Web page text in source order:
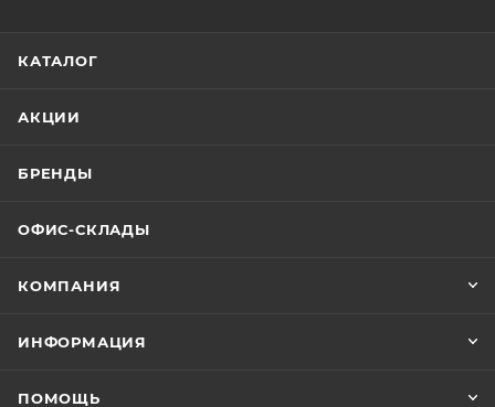
КАТАЛОГ
АКЦИИ
БРЕНДЫ
ОФИС-СКЛАДЫ
КОМПАНИЯ
ИНФОРМАЦИЯ
ПОМОЩЬ